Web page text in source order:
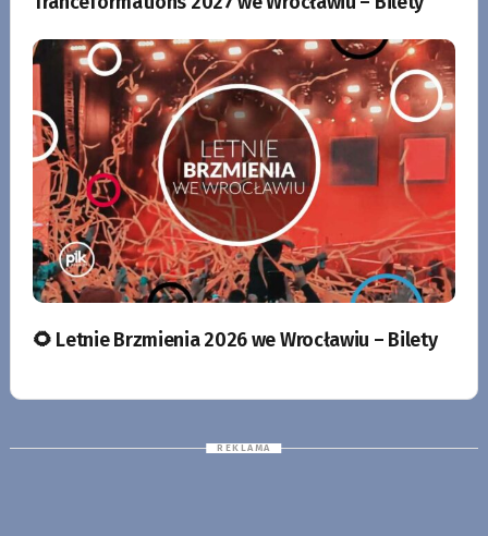
🌻 Letnie Brzmienia 2026 we Wrocławiu – Bilety